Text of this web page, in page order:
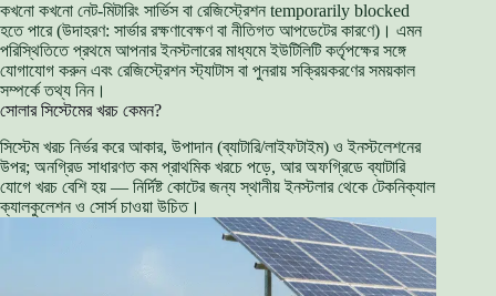
কখনো কখনো নেট-মিটারিং সার্ভিস বা রেজিস্ট্রেশন temporarily blocked
হতে পারে (উদাহরণ: সার্ভার রক্ষণাবেক্ষণ বা নীতিগত আপডেটের কারণে)। এমন
পরিস্থিতিতে প্রথমে আপনার ইনস্টলারের মাধ্যমে ইউটিলিটি কর্তৃপক্ষের সঙ্গে
যোগাযোগ করুন এবং রেজিস্ট্রেশন স্ট্যাটাস বা পুনরায় সক্রিয়করণের সময়কাল
সম্পর্কে তথ্য নিন।
সোলার সিস্টেমের খরচ কেমন?
সিস্টেম খরচ নির্ভর করে আকার, উপাদান (ব্যাটারি/লাইফটাইম) ও ইনস্টলেশনের
উপর; অনগ্রিড সাধারণত কম প্রাথমিক খরচে পড়ে, আর অফগ্রিডে ব্যাটারি
যোগে খরচ বেশি হয় — নির্দিষ্ট কোটের জন্য স্থানীয় ইনস্টলার থেকে টেকনিক্যাল
ক্যালকুলেশন ও সোর্স চাওয়া উচিত।